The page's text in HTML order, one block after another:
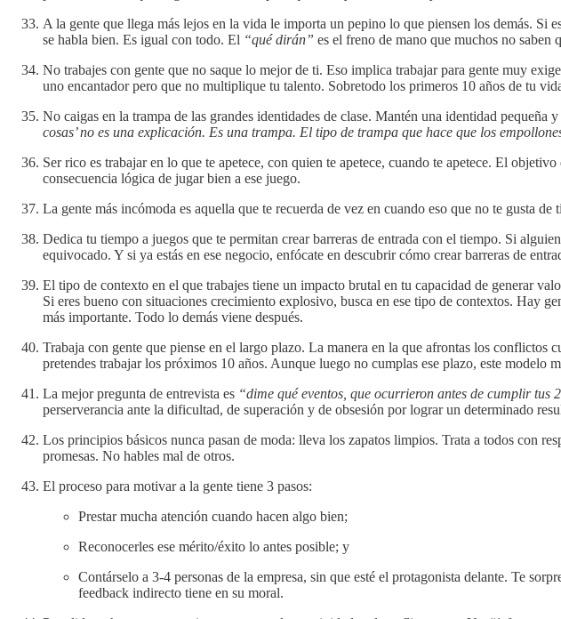
A la gente que llega más lejos en la vida le importa un pepino lo que piensen los demás.
se habla bien. Es igual con todo. El “qué dirán” es el freno de mano que muchos no saben
No trabajes con gente que no saque lo mejor de ti. Eso implica trabajar para gente muy
uno encantador pero que no multiplique tu talento. Sobretodo los primeros 10 años de tu
No caigas en la trampa de las grandes identidades de clase. Mantén una identidad
cosas’ no es una explicación. Es una trampa. El tipo de trampa que hace que los
Ser rico es trabajar en lo que te apetece, con quien te apetece, cuando te apetece. El
consecuencia lógica de jugar bien a ese juego.
La gente más incómoda es aquella que te recuerda de vez en cuando eso que no te gusta
Dedica tu tiempo a juegos que te permitan crear barreras de entrada con el tiempo. Si
equivocado. Y si ya estás en ese negocio, enfócate en descubrir cómo crear barreras de
El tipo de contexto en el que trabajes tiene un impacto brutal en tu capacidad de generar
Si eres bueno con situaciones crecimiento explosivo, busca en ese tipo de contextos. Hay
más importante. Todo lo demás viene después.
Trabaja con gente que piense en el largo plazo. La manera en la que afrontas los
pretendes trabajar los próximos 10 años. Aunque luego no cumplas ese plazo, este modelo
La mejor pregunta de entrevista es “dime qué eventos, que ocurrieron antes de cumplir
perserverancia ante la dificultad, de superación y de obsesión por lograr un determinado
Los principios básicos nunca pasan de moda: lleva los zapatos limpios. Trata a todos con
promesas. No hables mal de otros.
El proceso para motivar a la gente tiene 3 pasos:
Prestar mucha atención cuando hacen algo bien;
Reconocerles ese mérito/éxito lo antes posible; y
Contárselo a 3-4 personas de la empresa, sin que esté el protagonista delante. Te
feedback indirecto tiene en su moral.